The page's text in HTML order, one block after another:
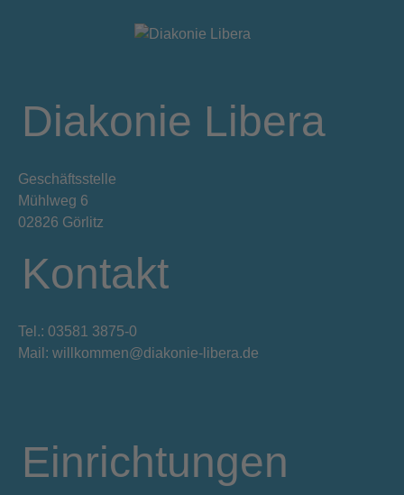
Diakonie Libera
Geschäftsstelle
Mühlweg 6
02826 Görlitz
Kontakt
Tel.: 03581 3875-0
Mail: willkommen@diakonie-libera.de
Einrichtungen